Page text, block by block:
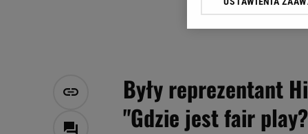
Były reprezentant
"Gdzie jest fair
Klikając „Akceptuję”
Zaufanych Partnerów i
My, nasi Zaufani
Użycie dokładnych
Przechowywanie